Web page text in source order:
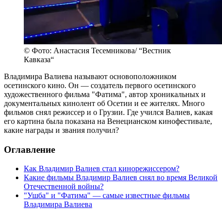
© Фото: Анастасия Тесемникова/ “Вестник
Кавказа“
Владимира Валиева называют основоположником
осетинского кино. Он — создатель первого осетинского
художественного фильма "Фатима", автор хроникальных и
документальных кинолент об Осетии и ее жителях. Много
фильмов снял режиссер и о Грузии. Где учился Валиев, какая
его картина была показана на Венецианском кинофестивале,
какие награды и звания получил?
Оглавление
Как Владимир Валиев стал кинорежиссером?
Какие фильмы Владимир Валиев снял во время Великой
Отечественной войны?
"Ушба" и "Фатима" — самые известные фильмы
Владимира Валиева